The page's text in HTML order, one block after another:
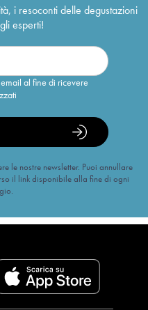
i resoconti delle degustazioni
esperti!
al fine di ricevere
le nostre newsletter. Puoi annullare
il link disponibile alla fine di ogni